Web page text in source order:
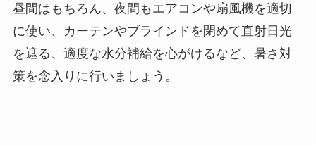
昼間はもちろん、夜間もエアコンや扇風機を適切
に使い、カーテンやブラインドを閉めて直射日光
を遮る、適度な水分補給を心がけるなど、暑さ対
策を念入りに行いましょう。